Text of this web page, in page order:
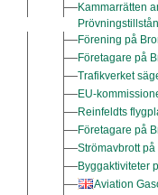
Kammarrätten
Förening på
Företagare på
Trafikverket
EU-
Reinfeldts
Företagare på
Strömavbrott
Byggaktiviteter
Aviation